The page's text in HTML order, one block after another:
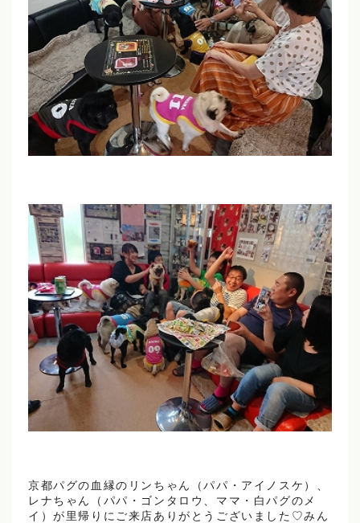
京都パグの血縁のリンちゃん（パパ・アイノスケ）、
レナちゃん（パパ・ゴンタロウ、ママ・白パグのメ
イ）が里帰りにご来店ありがとうございました♡みん